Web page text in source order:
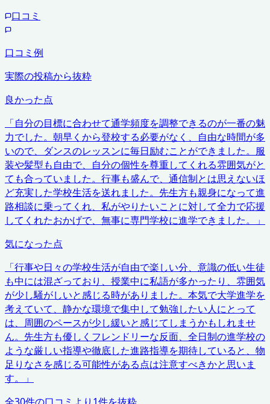
口コミ
口コミ例
実際の投稿から抜粋
良かった点
「自分の目標に合わせて通学頻度を調整できるのが一番の魅
力でした。朝早くから登校する必要がなく、自由な時間が多
いので、ダンスのレッスンに毎日励むことができました。服
装や髪型も自由で、自分の個性を尊重してくれる雰囲気がと
ても合っていました。行事も盛んで、通信制とは思えないほ
ど充実した学校生活を送れました。先生方も親身になって進
路相談に乗ってくれ、私がやりたいことに対して全力で応援
してくれたおかげで、無事に専門学校に進学できました。
」
気になった点
「行事や日々の学校生活が自由で楽しい分、意識の低い生徒
も中には混ざっており、授業中に私語が多かったり、雰囲気
が少し騒がしいと感じる時がありました。本気で大学進学を
考えていて、静かな環境で集中して勉強したい人にとって
は、周囲のペースが少し緩いと感じてしまうかもしれませ
ん。先生方も優しくフレンドリーな反面、全日制の進学校の
ような厳しい指導や徹底した進路指導を期待していると、物
足りなさを感じる可能性がある点は注意すべきかと思いま
す。
」